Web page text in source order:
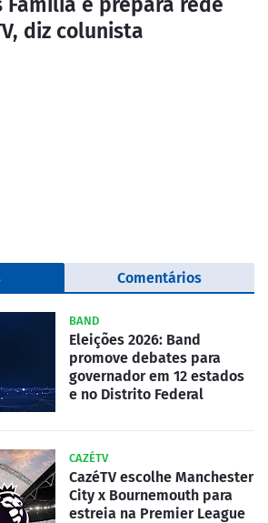
diz colunista
Comentários
BAND
Eleições 2026: Band
promove debates para
governador em 12 estados
e no Distrito Federal
CAZÉTV
CazéTV escolhe Manchester
City x Bournemouth para
estreia na Premier League